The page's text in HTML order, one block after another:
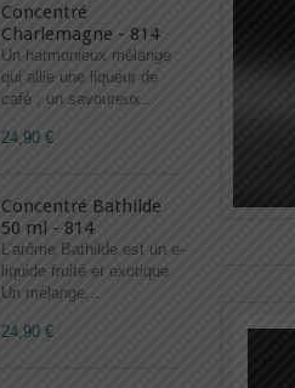
Concentré
Charlemagne - 814
Un harmonieux mélange
qui allie une liqueur de
café , un savoureux...
24,90 €
Concentré Bathilde
50 ml - 814
L'arôme Bathilde est un e-
liquide fruité et exotique.
Un mélange...
24,90 €